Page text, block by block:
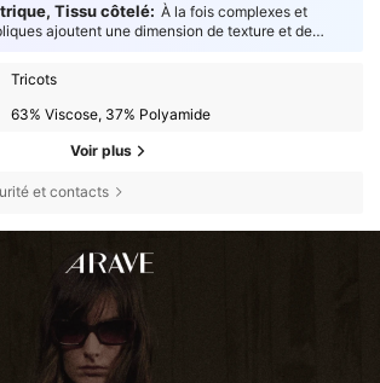
Tissu côtelé: À la fois complexes et
ajoutent une dimension de texture et de
Tricots
63% Viscose, 37% Polyamide
Voir plus
et contacts